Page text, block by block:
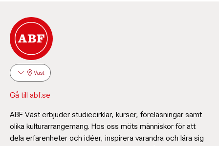
Väst
Gå till abf.se
ABF Väst erbjuder studiecirklar, kurser, föreläsningar samt
olika kulturarrangemang. Hos oss möts människor för att
dela erfarenheter och idéer, inspirera varandra och lära sig